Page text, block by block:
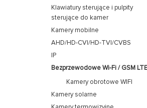
Klawiatury sterujące i pulpity
sterujące do kamer
Kamery mobilne
AHD/HD-CVI/HD-TVI/CVBS
IP
Bezprzewodowe Wi-Fi / GSM LTE
Kamery obrotowe WIFI
Kamery solarne